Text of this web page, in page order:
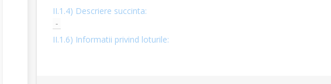
II.1.4) Descriere succinta:
-
II.1.6) Informatii privind loturile: